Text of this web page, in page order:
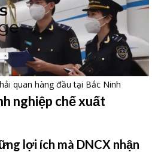
quan hàng đầu tại Bắc Ninh
nghiệp chế xuất
lợi ích mà DNCX nhận